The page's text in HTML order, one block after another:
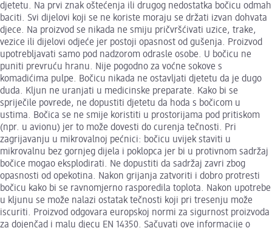
djetetu. Na prvi znak oštećenja ili drugog nedostatka bočicu odmah
baciti. Svi dijelovi koji se ne koriste moraju se držati izvan dohvata
djece. Na proizvod se nikada ne smiju pričvršćivati uzice, trake,
vezice ili dijelovi odjeće jer postoji opasnost od gušenja. Proizvod
upotrebljavati samo pod nadzorom odrasle osobe. U bočicu ne
puniti prevruću hranu. Nije pogodno za voćne sokove s
komadićima pulpe. Bočicu nikada ne ostavljati djetetu da je dugo
duda. Kljun ne uranjati u medicinske preparate. Kako bi se
spriječile povrede, ne dopustiti djetetu da hoda s bočicom u
ustima. Bočica se ne smije koristiti u prostorijama pod pritiskom
(npr. u avionu) jer to može dovesti do curenja tečnosti. Pri
zagrijavanju u mikrovalnoj pećnici: bočicu uvijek staviti u
mikrovalnu bez gornjeg dijela i poklopca jer bi u protivnom sadržaj
bočice mogao eksplodirati. Ne dopustiti da sadržaj zavri zbog
opasnosti od opekotina. Nakon grijanja zatvoriti i dobro protresti
bočicu kako bi se ravnomjerno rasporedila toplota. Nakon upotrebe
u kljunu se može nalazi ostatak tečnosti koji pri tresenju može
iscuriti. Proizvod odgovara europskoj normi za sigurnost proizvoda
za dojenčad i malu djecu EN 14350. Sačuvati ove informacije o